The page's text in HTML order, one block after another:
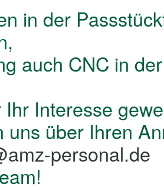
in der
auch CNC in
Ihr Interesse
uns über Ihren
personal.de